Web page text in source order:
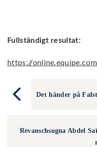
Fullständigt resultat:
https://
Det händer på
Revanschsugna Abdel